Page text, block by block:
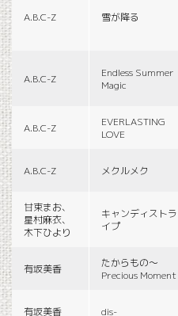
A.B.C-Z 雪が降る
A.B.C-Z
Endless Summer
Magic
A.B.C-Z
EVERLASTING
LOVE
A.B.C-Z メクルメク
甘束まお、
星村麻衣、
木下ひより
キャンディストラ
イプ
有坂美香
たからもの〜
Precious Moment
有坂美香 dis-